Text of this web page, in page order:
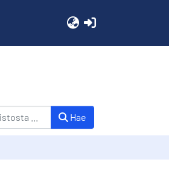
Hae